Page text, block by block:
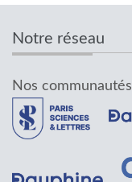
Notre réseau
Nos communautés